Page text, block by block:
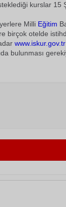
kurslar 15
Milli Eğitim
birçok otelde
www.iskur.gov.tr
bulunması